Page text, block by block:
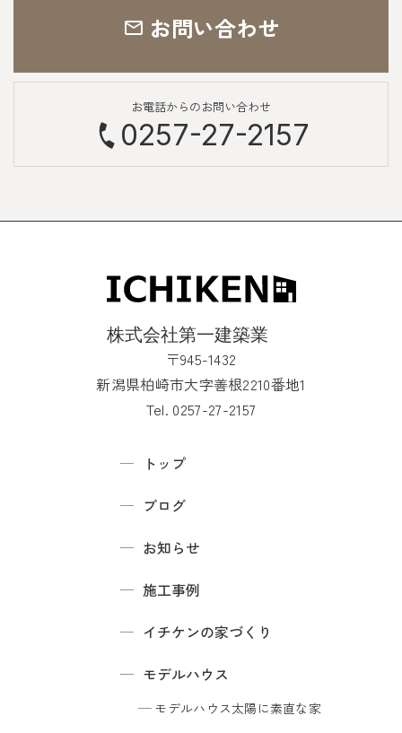
お問い合わせ
お電話からのお問い合わせ
0257-27-2157
〒945-1432
新潟県柏崎市大字善根2210番地1
Tel. 0257-27-2157
トップ
ブログ
お知らせ
施工事例
イチケンの家づくり
モデルハウス
モデルハウス太陽に素直な家